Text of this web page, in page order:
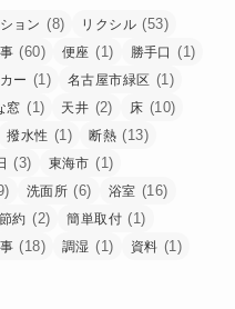
ョン (8) リクシル (53)
(60) 便座 (1) 勝手口 (1)
ー (1) 名古屋市緑区 (1)
窓 (1) 天井 (2) 床 (10)
撥水性 (1) 断熱 (13)
(3) 東海市 (1)
洗面所 (6) 浴室 (16)
節約 (2) 簡単取付 (1)
(18) 調湿 (1) 資料 (1)